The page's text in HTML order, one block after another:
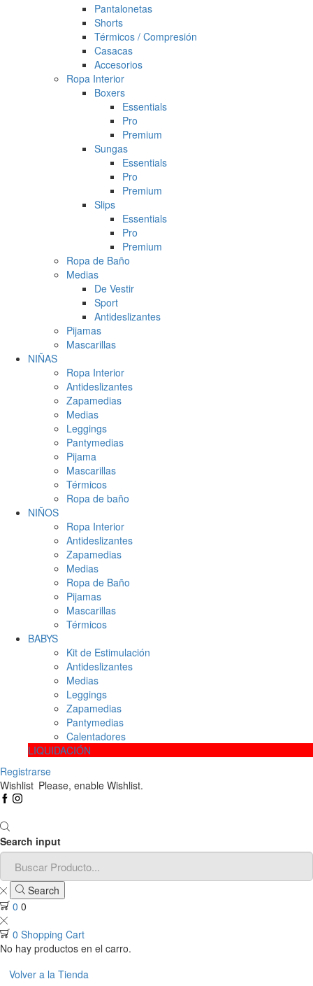
Pantalonetas
Shorts
Térmicos / Compresión
Casacas
Accesorios
Ropa Interior
Boxers
Essentials
Pro
Premium
Sungas
Essentials
Pro
Premium
Slips
Essentials
Pro
Premium
Ropa de Baño
Medias
De Vestir
Sport
Antideslizantes
Pijamas
Mascarillas
NIÑAS
Ropa Interior
Antideslizantes
Zapamedias
Medias
Leggings
Pantymedias
Pijama
Mascarillas
Térmicos
Ropa de baño
NIÑOS
Ropa Interior
Antideslizantes
Zapamedias
Medias
Ropa de Baño
Pijamas
Mascarillas
Térmicos
BABYS
Kit de Estimulación
Antideslizantes
Medias
Leggings
Zapamedias
Pantymedias
Calentadores
LIQUIDACIÓN
Registrarse
Wishlist Please, enable Wishlist.
Search input
Search
0 0
0 Shopping Cart
No hay productos en el carro.
Volver a la Tienda